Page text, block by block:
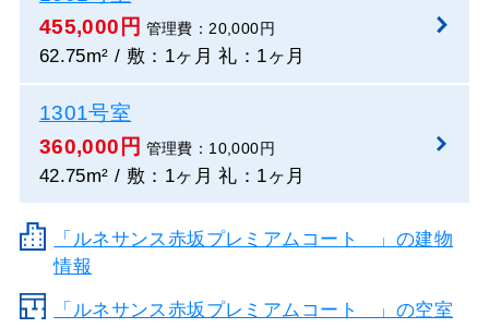
455,000円 管理費：20,000円
62.75m² / 敷：1ヶ月 礼：1ヶ月
1301号室
360,000円 管理費：10,000円
42.75m² / 敷：1ヶ月 礼：1ヶ月
「ルネサンス赤坂プレミアムコート 」の建物
情報
「ルネサンス赤坂プレミアムコート 」の空室